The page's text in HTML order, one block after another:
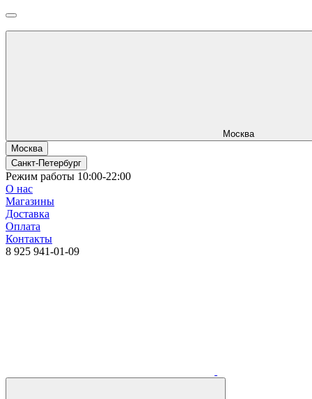
Москва
Москва
Санкт-Петербург
Режим работы 10:00-22:00
О нас
Магазины
Доставка
Оплата
Контакты
8 925 941-01-09